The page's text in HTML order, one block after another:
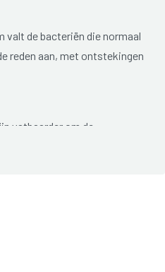
valt de bacteriën die normaal
reden aan, met ontstekingen
vatbaarder om de